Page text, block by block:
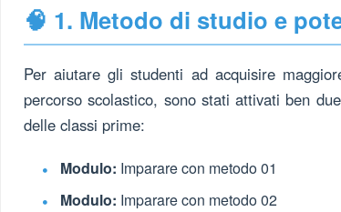
🧠 1. Metodo di studio e
Per aiutare gli studenti ad acquisire
percorso scolastico, sono stati attivati ben
delle classi prime:
Modulo: Imparare con metodo 01
Modulo: Imparare con metodo 02